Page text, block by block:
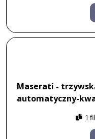
Maserati -
automatyczny-
1